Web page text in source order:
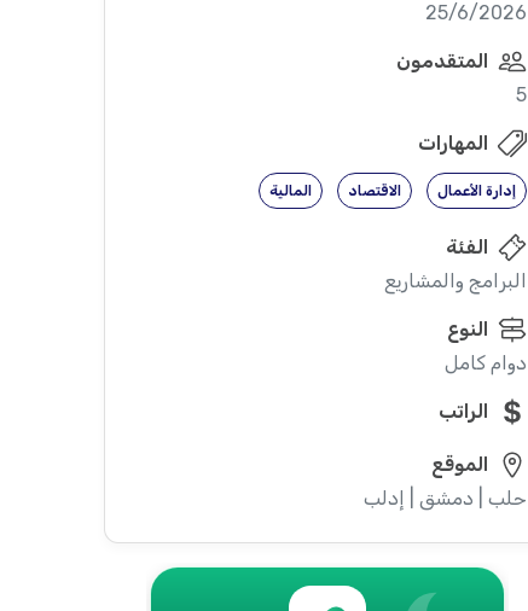
25/6/2026
المتقدمون
5
المهارات
إدارة الأعمال الاقتصاد المالية
الفئة
البرامج والمشاريع
النوع
دوام كامل
الراتب
الموقع
حلب | دمشق | إدلب